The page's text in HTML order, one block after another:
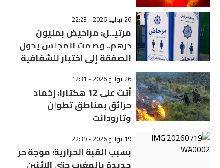
26 يوليو 2026 - 22:23
مرتيــل: مراحيض بمليون
درهم.. وصمت المجلس يحول
الصفقة إلى اختبار للشفافية
26 يوليو 2026 - 12:31
أتت على 12 هكتارا: إخماد
حرائق بمناطق تطوان
وتارودانت
19 يوليو 2026 - 22:39
بسبب القبة الحرارية: موجة حر